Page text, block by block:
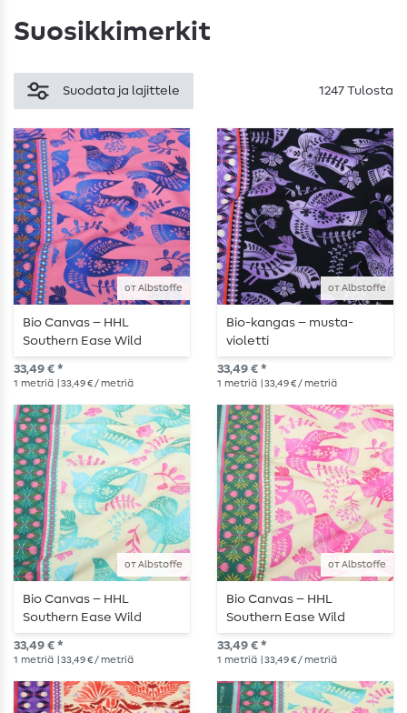
Suosikkimerkit
Suodata ja lajittele 1247 Tulosta
от Albstoffe
Bio Canvas – HHL
Southern Ease Wild
Chorus vaaleanpunainen
ja sininen
33,49 € *
1 metriä | 33,49 € / metriä
от Albstoffe
Bio-kangas – musta-
violetti
33,49 € *
1 metriä | 33,49 € / metriä
от Albstoffe
Bio Canvas – HHL
Southern Ease Wild
Chorus, beige ja turkoosi
33,49 € *
1 metriä | 33,49 € / metriä
от Albstoffe
Bio Canvas – HHL
Southern Ease Wild
Chorus, beige-
vaaleanpunainen
33,49 € *
1 metriä | 33,49 € / metriä